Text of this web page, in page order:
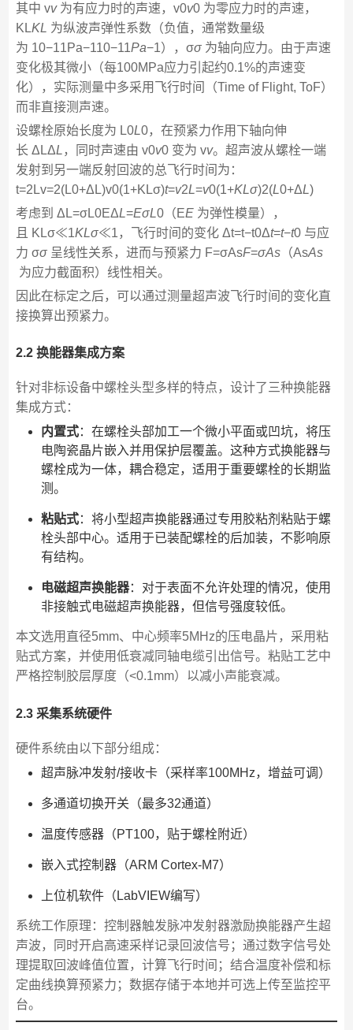
其中 vv为有应力时的声速，v0v0​ 为零应力时的声速，
KLKL ​ 为纵波声弹性系数（负值，通常数量级
为 10−11Pa−110−11Pa−1），σσ为轴向应力。由于声速
变化极其微小（每100MPa应力引起约0.1%的声速变
化），实际测量中多采用飞行时间（Time of Flight, ToF）
而非直接测声速。
设螺栓原始长度为 L0L0​，在预紧力作用下轴向伸
长 ΔLΔL ，同时声速由 v0v0​ 变为 vv。超声波从螺栓一端
发射到另一端反射回波的总飞行时间为：
t=2Lv=2(L0+ΔL)v0(1+KLσ)t=v2L​=v0​(1+KLσ)2(L0​+ΔL)​
考虑到 ΔL=σL0EΔL=EσL0​​（EE为弹性模量），
且 KLσ≪1KLσ≪1，飞行时间的变化 Δt=t−t0Δt=t−t0​ 与应
力 σσ呈线性关系，进而与预紧力 F=σAsF=σAs​（AsAs​
为应力截面积）线性相关。
因此在标定之后，可以通过测量超声波飞行时间的变化直
接换算出预紧力。
2.2 换能器集成方案
针对非标设备中螺栓头型多样的特点，设计了三种换能器
集成方式：
内置式：在螺栓头部加工一个微小平面或凹坑，将压
电陶瓷晶片嵌入并用保护层覆盖。这种方式换能器与
螺栓成为一体，耦合稳定，适用于重要螺栓的长期监
测。
粘贴式：将小型超声换能器通过专用胶粘剂粘贴于螺
栓头部中心。适用于已装配螺栓的后加装，不影响原
有结构。
电磁超声换能器：对于表面不允许处理的情况，使用
非接触式电磁超声换能器，但信号强度较低。
本文选用直径5mm、中心频率5MHz的压电晶片，采用粘
贴式方案，并使用低衰减同轴电缆引出信号。粘贴工艺中
严格控制胶层厚度（<0.1mm）以减小声能衰减。
2.3 采集系统硬件
硬件系统由以下部分组成：
超声脉冲发射/接收卡（采样率100MHz，增益可调）
多通道切换开关（最多32通道）
温度传感器（PT100，贴于螺栓附近）
嵌入式控制器（ARM Cortex-M7）
上位机软件（LabVIEW编写）
系统工作原理：控制器触发脉冲发射器激励换能器产生超
声波，同时开启高速采样记录回波信号；通过数字信号处
理提取回波峰值位置，计算飞行时间；结合温度补偿和标
定曲线换算预紧力；数据存储于本地并可选上传至监控平
台。